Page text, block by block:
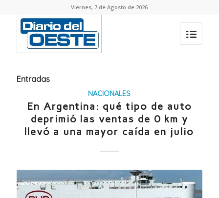
Viernes, 7 de Agosto de 2026
Entradas
NACIONALES
En Argentina: qué tipo de auto
deprimió las ventas de 0 km y
llevó a una mayor caída en julio